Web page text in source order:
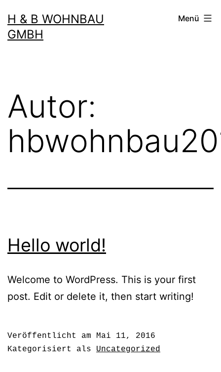
Inhalt
springen
H & B WOHNBAU
GMBH
Menü
Autor:
Hello world!
Welcome to WordPress. This is your first
post. Edit or delete it, then start writing!
Veröffentlicht am
Mai 11, 2016
Kategorisiert als Uncategorized